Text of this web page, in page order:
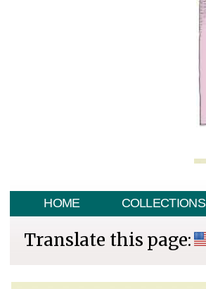
HOME COLLECTIONS
Translate this page: